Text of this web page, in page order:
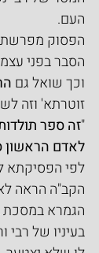
העם.
הפסוק
הסבר בפני
וכך שואל גם
זוטרתא' וזה
"זה ספר
לאדם הראשון
לפי הפסיקתא
הקב"ה הראה
הגמרא במסכת
בעיניו של